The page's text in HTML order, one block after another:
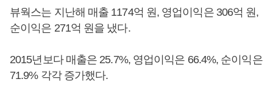
뷰웍스는 지난해 매출 1174억 원, 영업이익은 306억 원,
순이익은 271억 원을 냈다.
2015년보다 매출은 25.7%, 영업이익은 66.4%, 순이익은
71.9% 각각 증가했다.